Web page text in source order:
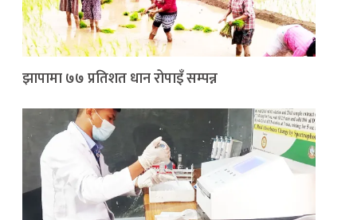
झापामा ७७ प्रतिशत धान रोपाइँ सम्पन्न